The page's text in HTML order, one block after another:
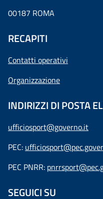
00187 ROMA
RECAPITI
Contatti operativi
Organizzazione
INDIRIZZI DI POSTA
ufficiosport@governo.it
PEC:
PEC PNRR:
SEGUICI SU